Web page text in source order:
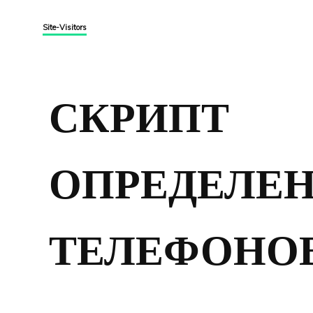
Site-Visitors
СКРИПТ